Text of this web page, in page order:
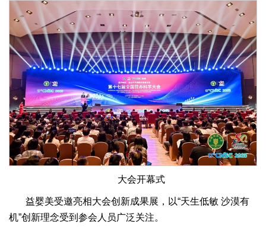
大会开幕式
益婴美受邀亮相大会创新成果展，以“天生低敏 沙漠有
机”创新理念受到参会人员广泛关注。